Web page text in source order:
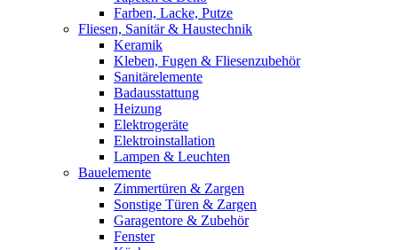
Farben, Lacke, Putze
Fliesen, Sanitär & Haustechnik
Keramik
Kleben, Fugen & Fliesenzubehör
Sanitärelemente
Badausstattung
Heizung
Elektrogeräte
Elektroinstallation
Lampen & Leuchten
Bauelemente
Zimmertüren & Zargen
Sonstige Türen & Zargen
Garagentore & Zubehör
Fenster